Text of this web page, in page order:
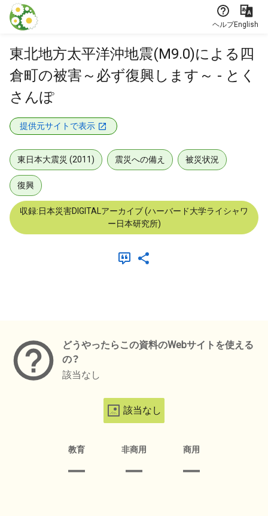
本文に飛ぶ
ヘルプEnglish
東北地方太平洋沖地震(M9.0)による四
倉町の被害～必ず復興します～ - とく
さんぽ
提供元サイトで表示
東日本大震災 (2011) 震災への備え 被災状況
復興
収録:日本災害DIGITALアーカイブ (ハーバード大学ライシャワ
ー日本研究所)
どうやったらこの資料のWebサイトを使える
の？
該当なし
該当なし
教育 非商用 商用